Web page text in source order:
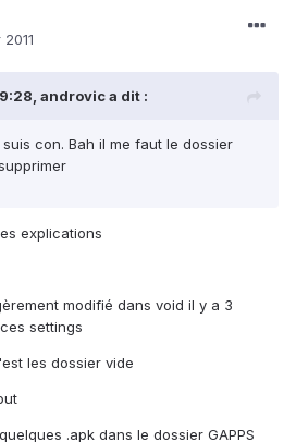
androvic a dit :
con. Bah il me faut le dossier
explications
modifié dans void il y a 3
settings
les dossier vide
.apk dans le dossier GAPPS